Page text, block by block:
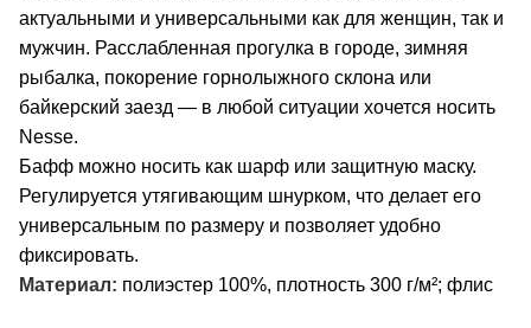
актуальными и универсальными как для женщин, так и
мужчин. Расслабленная прогулка в городе, зимняя
рыбалка, покорение горнолыжного склона или
байкерский заезд — в любой ситуации хочется носить
Nesse.
Бафф можно носить как шарф или защитную маску.
Регулируется утягивающим шнурком, что делает его
универсальным по размеру и позволяет удобно
фиксировать.
Материал: полиэстер 100%, плотность 300 г/м²; флис